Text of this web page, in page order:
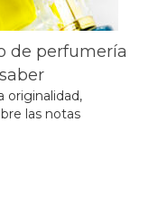
de perfumería
originalidad,
las notas